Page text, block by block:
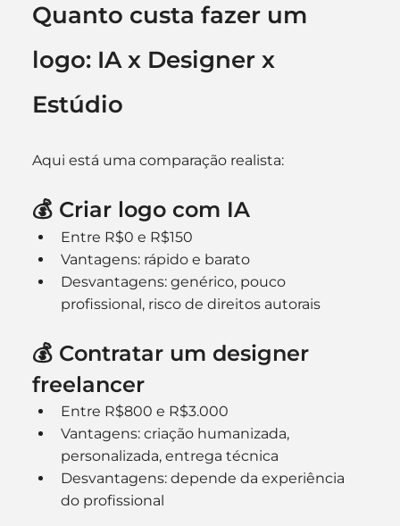
Quanto custa fazer um
logo: IA x Designer x
Estúdio
Aqui está uma comparação realista:
💰 Criar logo com IA
Entre R$0 e R$150
Vantagens: rápido e barato
Desvantagens: genérico, pouco
profissional, risco de direitos autorais
💰 Contratar um designer
freelancer
Entre R$800 e R$3.000
Vantagens: criação humanizada,
personalizada, entrega técnica
Desvantagens: depende da experiência
do profissional